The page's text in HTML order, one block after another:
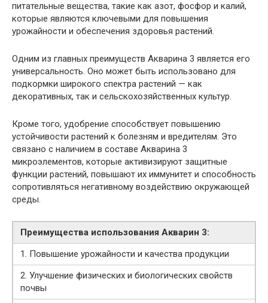
питательные вещества, такие как азот, фосфор и калий,
которые являются ключевыми для повышения
урожайности и обеспечения здоровья растений.
Одним из главных преимуществ Акварина 3 является его
универсальность. Оно может быть использовано для
подкормки широкого спектра растений — как
декоративных, так и сельскохозяйственных культур.
Кроме того, удобрение способствует повышению
устойчивости растений к болезням и вредителям. Это
связано с наличием в составе Акварина 3
микроэлементов, которые активизируют защитные
функции растений, повышают их иммунитет и способность
сопротивляться негативному воздействию окружающей
среды.
Преимущества использования Акварин 3:
1. Повышение урожайности и качества продукции
2. Улучшение физических и биологических свойств
почвы